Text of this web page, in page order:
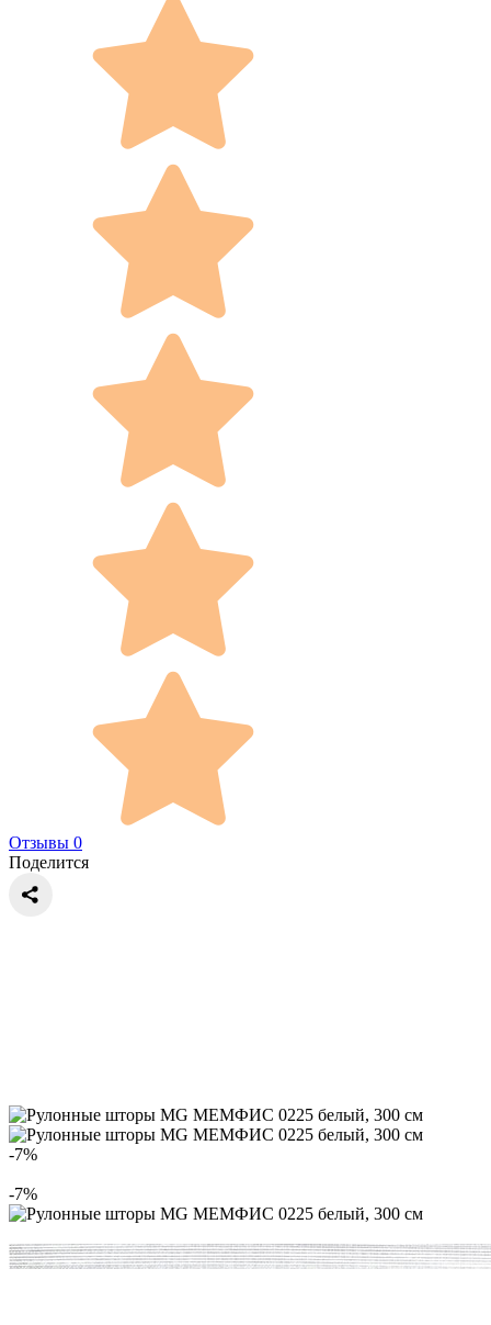
Отзывы 0
Поделится
-7%
-7%